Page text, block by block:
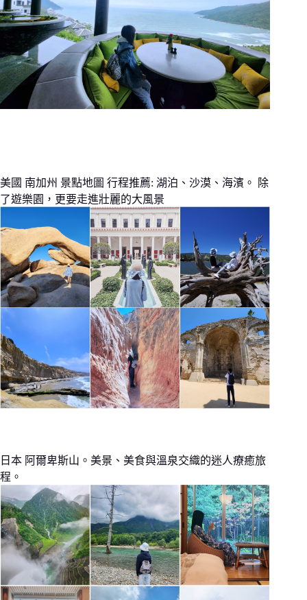
美國 南加州 景點地圖 行程推薦: 湖泊、沙漠、海濱。 除
了遊樂園，更要走進壯麗的大風景
日本 阿爾卑斯山。美景、美食與溫泉交織的迷人療癒旅
程。